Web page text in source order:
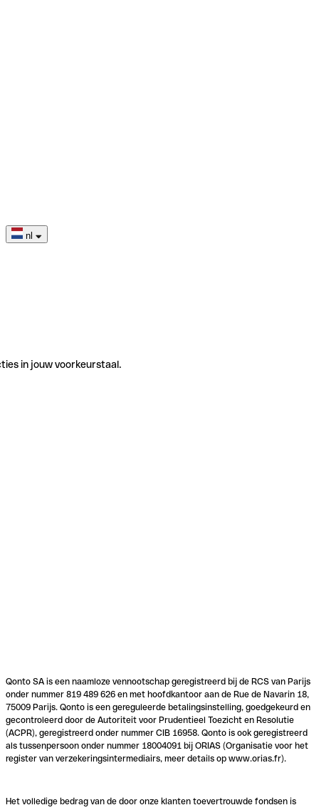
nl
in jouw voorkeurstaal.
Qonto SA is een naamloze vennootschap geregistreerd bij de RCS van Parijs
onder nummer 819 489 626 en met hoofdkantoor aan de Rue de Navarin 18,
75009 Parijs. Qonto is een gereguleerde betalingsinstelling, goedgekeurd en
gecontroleerd door de Autoriteit voor Prudentieel Toezicht en Resolutie
(ACPR), geregistreerd onder nummer CIB 16958. Qonto is ook geregistreerd
als tussenpersoon onder nummer 18004091 bij ORIAS (Organisatie voor het
register van verzekeringsintermediairs, meer details op www.orias.fr).
Het volledige bedrag van de door onze klanten toevertrouwde fondsen is